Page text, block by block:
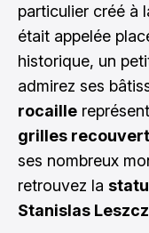
particulier créé à
était appelée
historique, un
admirez ses
rocaille
grilles
ses nombreux
retrouvez la
Stanislas